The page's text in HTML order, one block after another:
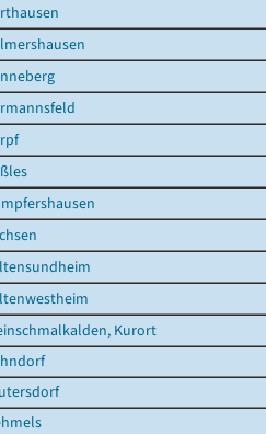
Kurort